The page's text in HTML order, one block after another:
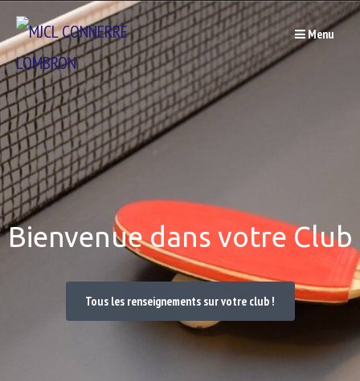
Passer
au
contenu
Menu
Bienvenue dans votre Club
Tous les renseignements sur votre club !